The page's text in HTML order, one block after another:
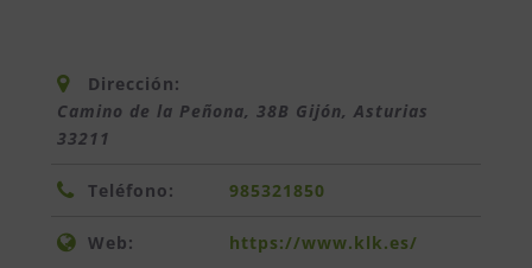
Dirección:
Camino de la Peñona, 38B Gijón, Asturias
33211
Teléfono: 985321850
Web: https://www.klk.es/